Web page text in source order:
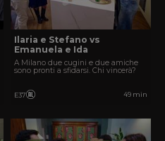
Ilaria e Stefano vs
Emanuela e Ida
A Milano due cugini e due amiche
sono pronti a sfidarsi. Chi vincerà?
E37 49 min